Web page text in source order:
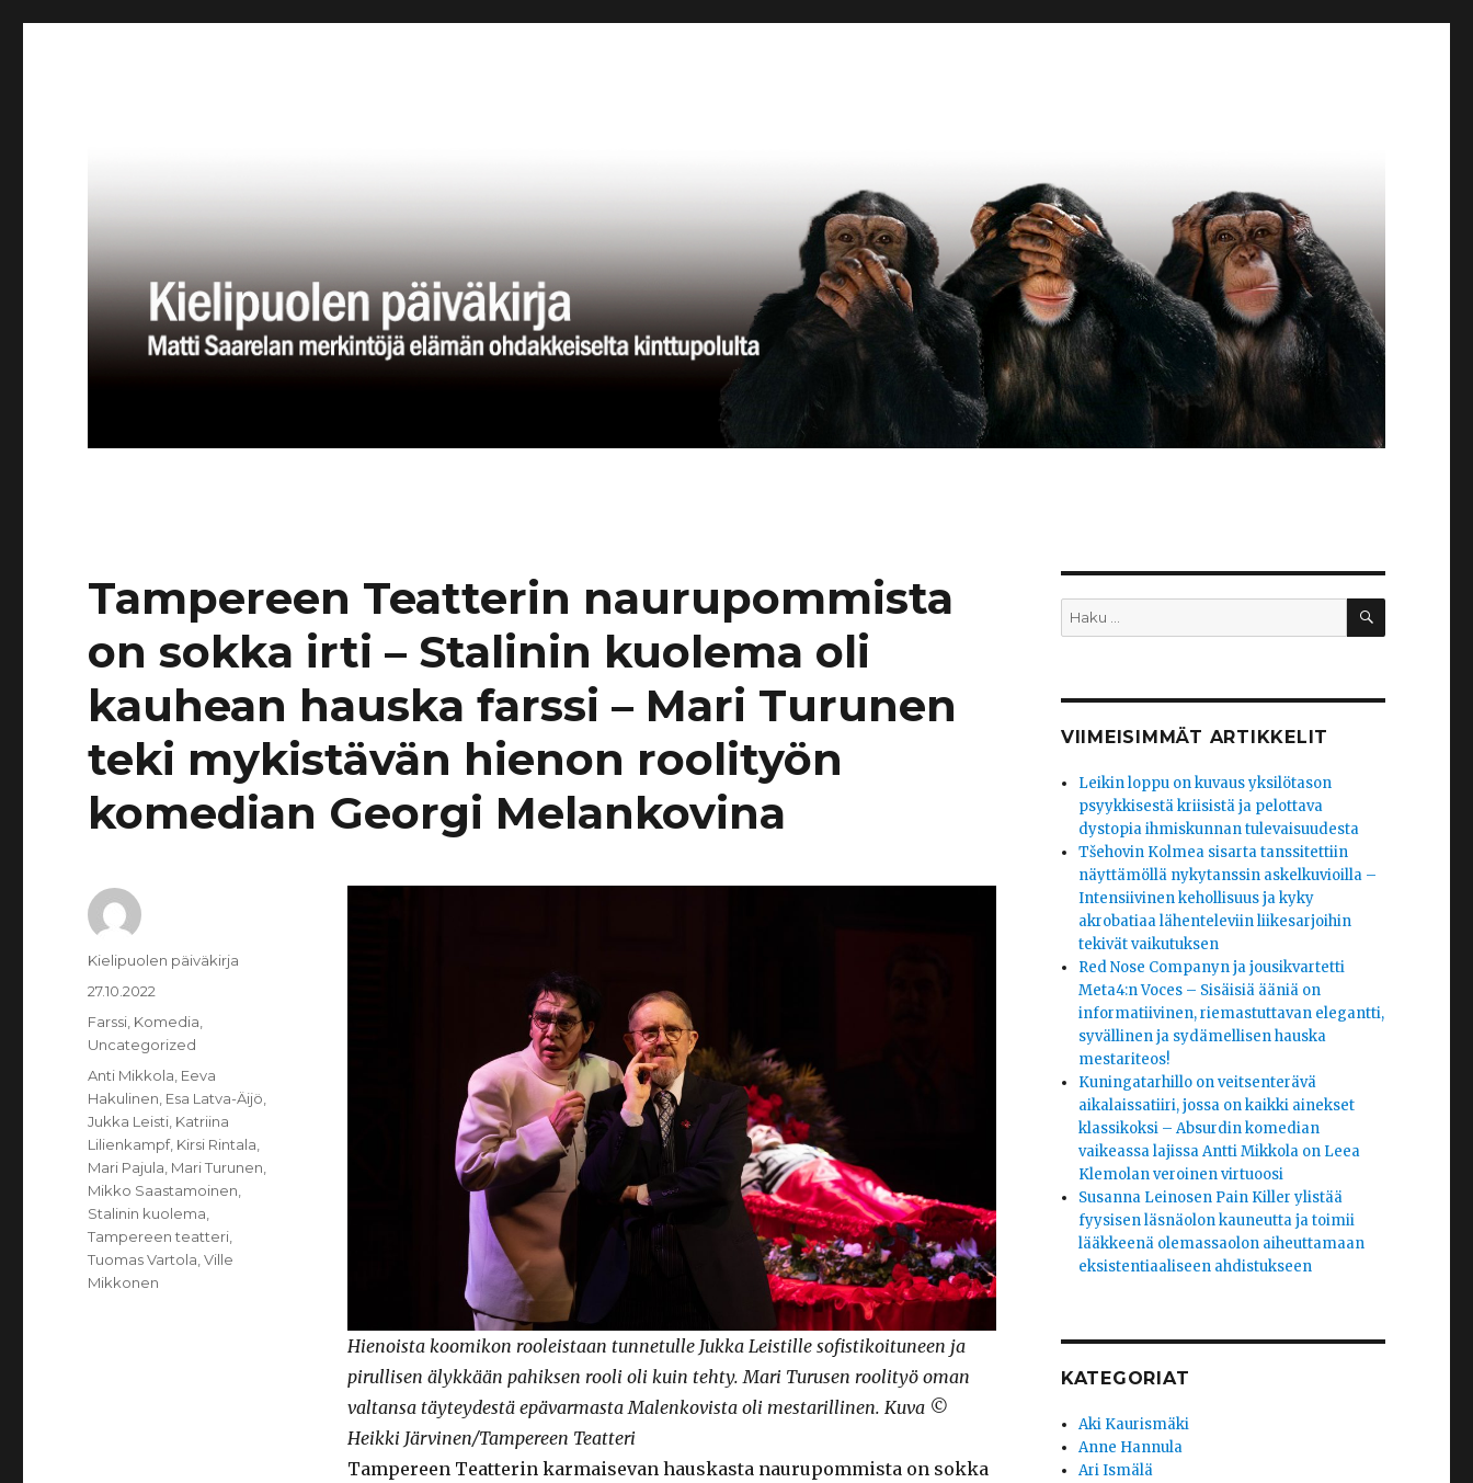
Tampereen Teatterin naurupommista
on sokka irti – Stalinin kuolema oli
kauhean hauska farssi – Mari Turunen
teki mykistävän hienon roolityön
komedian Georgi Melankovina
Hienoista koomikon rooleistaan tunnetulle Jukka Leistille sofistikoituneen ja
pirullisen älykkään pahiksen rooli oli kuin tehty. Mari Turusen roolityö oman
valtansa täyteydestä epävarmasta Malenkovista oli mestarillinen. Kuva ©
Heikki Järvinen/Tampereen Teatteri
Tampereen Teatterin karmaisevan hauskasta naurupommista on sokka
Kirjoittaja
Kielipuolen päiväkirja
Julkaistu
27.10.2022
Kategoriat
Farssi Komedia
Uncategorized
Avainsanat
Anti Mikkola Eeva
Hakulinen Esa Latva-Äijö
Jukka Leisti Katriina
Lilienkampf, Kirsi Rintala
Mari Pajula Mari Turunen
Mikko Saastamoinen
Stalinin kuolema
Tampereen teatteri
Tuomas Vartola ,Ville
Mikkonen
Etsi: HAKU
VIIMEISIMMÄT ARTIKKELIT
Leikin loppu on kuvaus yksilötason
psyykkisestä kriisistä ja pelottava
dystopia ihmiskunnan tulevaisuudesta
Tšehovin Kolmea sisarta tanssitettiin
näyttämöllä nykytanssin askelkuvioilla –
Intensiivinen kehollisuus ja kyky
akrobatiaa lähenteleviin liikesarjoihin
tekivät vaikutuksen
Red Nose Companyn ja jousikvartetti
Meta4:n Voces – Sisäisiä ääniä on
informatiivinen, riemastuttavan elegantti,
syvällinen ja sydämellisen hauska
mestariteos!
Kuningatarhillo on veitsenterävä
aikalaissatiiri, jossa on kaikki ainekset
klassikoksi – Absurdin komedian
vaikeassa lajissa Antti Mikkola on Leea
Klemolan veroinen virtuoosi
Susanna Leinosen Pain Killer ylistää
fyysisen läsnäolon kauneutta ja toimii
lääkkeenä olemassaolon aiheuttamaan
eksistentiaaliseen ahdistukseen
KATEGORIAT
Aki Kaurismäki
Anne Hannula
Ari Ismälä